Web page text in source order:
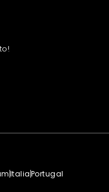
ItaliaPortugal